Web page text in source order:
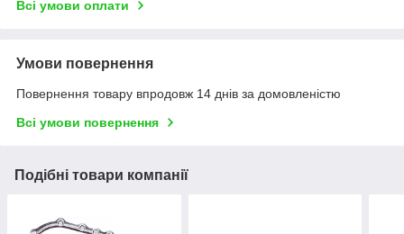
Всі умови оплати
Умови повернення
Повернення товару впродовж 14 днів за домовленістю
Всі умови повернення
Подібні товари компанії